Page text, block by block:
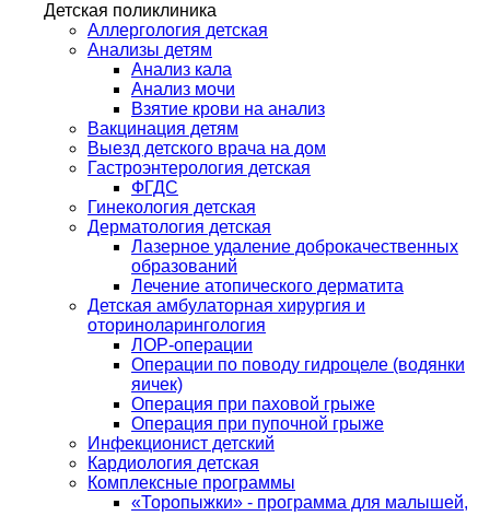
Детская поликлиника
Аллергология детская
Анализы детям
Анализ кала
Анализ мочи
Взятие крови на анализ
Вакцинация детям
Выезд детского врача на дом
Гастроэнтерология детская
ФГДС
Гинекология детская
Дерматология детская
Лазерное удаление доброкачественных
образований
Лечение атопического дерматита
Детская амбулаторная хирургия и
оториноларингология
ЛОР-операции
Операции по поводу гидроцеле (водянки
яичек)
Операция при паховой грыже
Операция при пупочной грыже
Инфекционист детский
Кардиология детская
Комплексные программы
«Торопыжки» - программа для малышей,